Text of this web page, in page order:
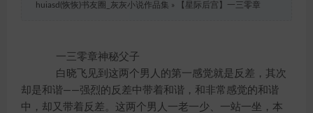
huiasd(恢恢)书友圈_灰灰小说作品集 » 【星际后宫】一三零章
一三零章神秘父子
白晓飞见到这两个男人的第一感觉就是反差，其次
却是和谐——强烈的反差中带着和谐，和非常感觉的和谐
中，却又带着反差。这两个男人一老一少、一站一坐，本